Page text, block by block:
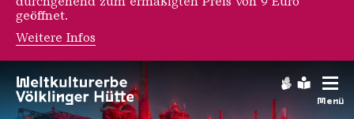
Menü
geöffnet.
Weitere Infos